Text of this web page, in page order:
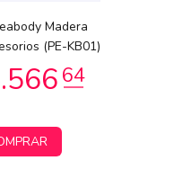
Madera
(PE-KB01)